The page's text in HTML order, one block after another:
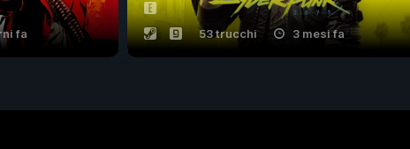
fa 53 trucchi 3 mesi fa